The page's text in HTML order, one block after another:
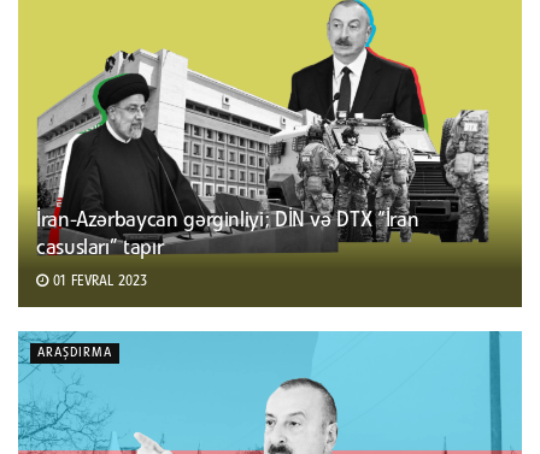
İran-Azərbaycan gərginliyi; DİN və DTX “İran
casusları” tapır
01 FEVRAL 2023
ARAŞDIRMA